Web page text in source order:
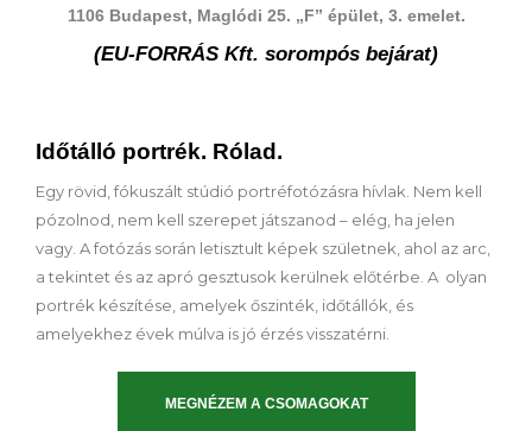
1106 Budapest, Maglódi 25. „F” épület, 3. emelet.
(EU-FORRÁS Kft. sorompós bejárat)
Időtálló portrék. Rólad.
Egy rövid, fókuszált stúdió portréfotózásra hívlak. Nem kell
pózolnod, nem kell szerepet játszanod – elég, ha jelen
vagy. A fotózás során letisztult képek születnek, ahol az arc,
a tekintet és az apró gesztusok kerülnek előtérbe. A olyan
portrék készítése, amelyek őszinték, időtállók, és
amelyekhez évek múlva is jó érzés visszatérni.
MEGNÉZEM A CSOMAGOKAT